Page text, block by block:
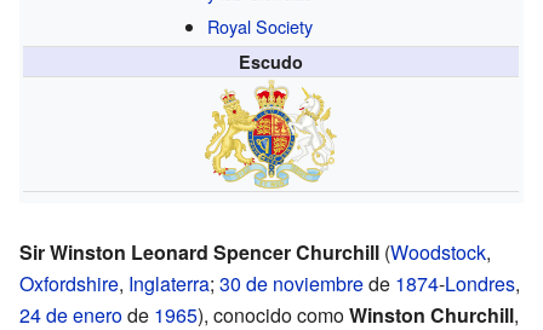
Royal Society
Escudo
Sir Winston Leonard Spencer Churchill (Woodstock,
Oxfordshire, Inglaterra; 30 de noviembrede 1874-Londres,
24 de enerode 1965), conocido comoWinston Churchill,